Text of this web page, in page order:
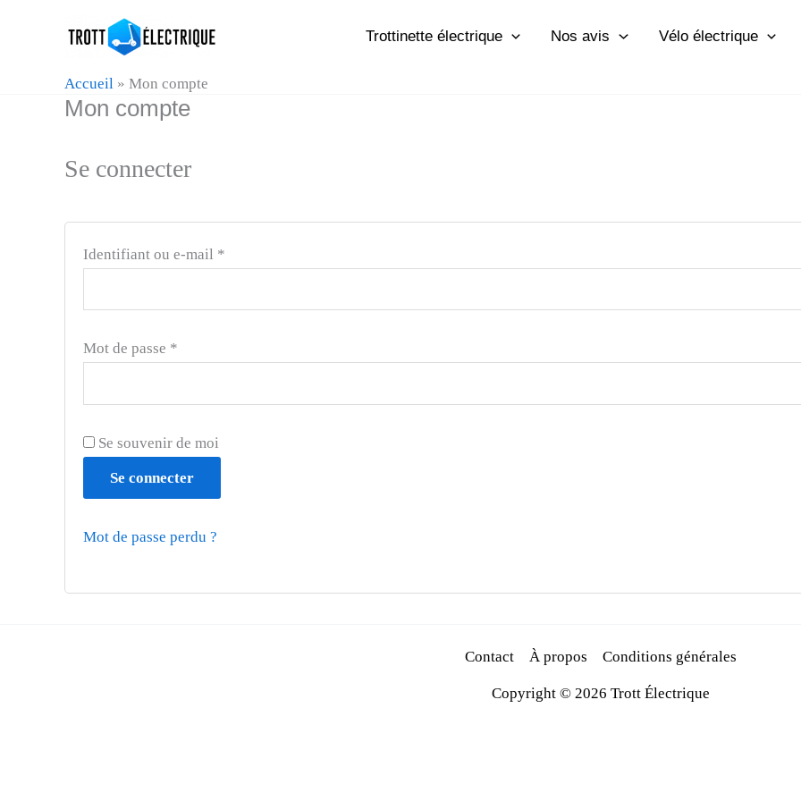
Trottinette électrique Nos avis Vélo électrique
Accueil » Mon compte
Mon compte
Se connecter
Identifiant ou e-mail *
Mot de passe *
Se souvenir de moi
Se connecter
Mot de passe perdu ?
Contact À propos Conditions générales
Copyright © 2026 Trott Électrique